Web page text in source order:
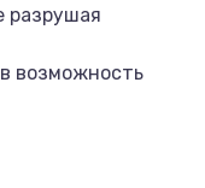
разрушая
возможность